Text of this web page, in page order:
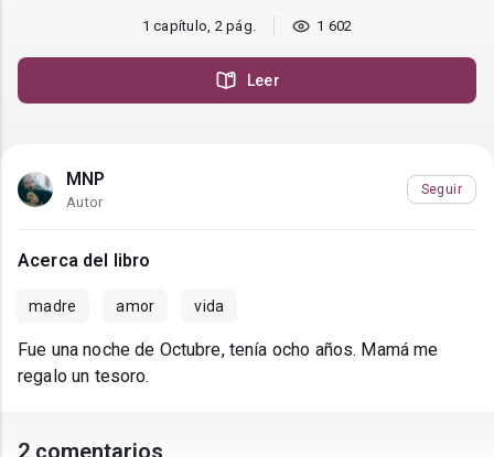
1 capítulo, 2 pág. 1 602
Leer
MNP
Autor
Seguir
Acerca del libro
madre amor vida
Fue una noche de Octubre, tenía ocho años. Mamá me
regalo un tesoro.
2 comentarios